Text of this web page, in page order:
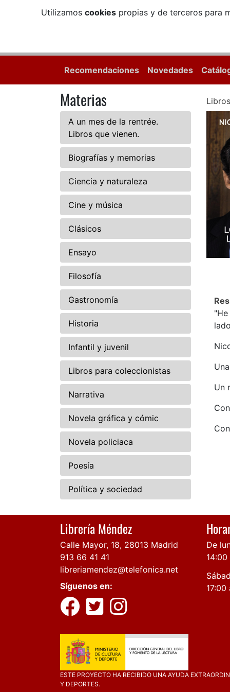
Utilizamos cookiespropias y de terceros para
Recomendaciones Novedades
Materias
A un mes de la rentrée.
Libros que vienen.
Biografías y memorias
Ciencia y naturaleza
Cine y música
Clásicos
Ensayo
Filosofía
Gastronomía
Historia
Infantil y juvenil
Libros para coleccionistas
Narrativa
Novela gráfica y cómic
Novela policiaca
Poesía
Política y sociedad
Libros
Un
Librería Méndez
Calle Mayor, 18, 28013 Madrid
913 66 41 41
libreriamendez@telefonica.net
Síguenos en:
De
17:00
ESTE PROYECTO HA RECIBIDO UNA AYUDA
Y DEPORTES.